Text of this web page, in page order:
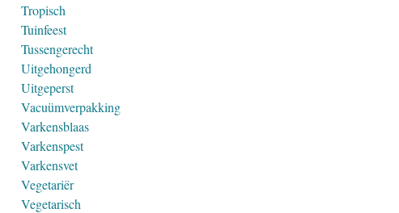
Tropisch
Tuinfeest
Tussengerecht
Uitgehongerd
Uitgeperst
Vacuümverpakking
Varkensblaas
Varkenspest
Varkensvet
Vegetariër
Vegetarisch